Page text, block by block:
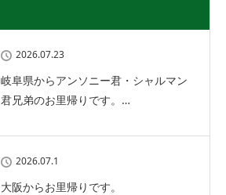
2026.07.23
岐阜県からアンソニー君・シャルマン
君兄弟のお里帰りです。…
2026.07.1
大阪からお里帰りです。